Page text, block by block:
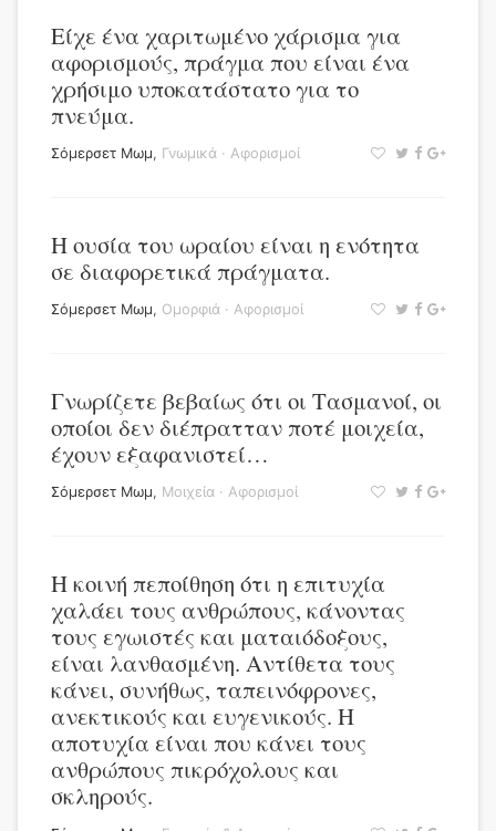
Είχε ένα χαριτωμένο χάρισμα για
αφορισμούς, πράγμα που είναι ένα
χρήσιμο υποκατάστατο για το
πνεύμα.
Σόμερσετ Μωμ, Γνωμικά · Αφορισμοί
Η ουσία του ωραίου είναι η ενότητα
σε διαφορετικά πράγματα.
Σόμερσετ Μωμ, Ομορφιά · Αφορισμοί
Γνωρίζετε βεβαίως ότι οι Τασμανοί, οι
οποίοι δεν διέπρατταν ποτέ μοιχεία,
έχουν εξαφανιστεί…
Σόμερσετ Μωμ, Μοιχεία · Αφορισμοί
Η κοινή πεποίθηση ότι η επιτυχία
χαλάει τους ανθρώπους, κάνοντας
τους εγωιστές και ματαιόδοξους,
είναι λανθασμένη. Αντίθετα τους
κάνει, συνήθως, ταπεινόφρονες,
ανεκτικούς και ευγενικούς. Η
αποτυχία είναι που κάνει τους
ανθρώπους πικρόχολους και
σκληρούς.